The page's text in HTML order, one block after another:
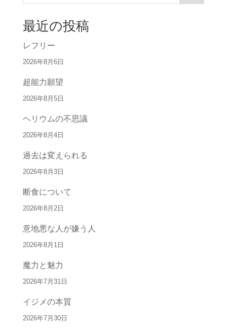
最近の投稿
レフリー
2026年8月6日
超能力願望
2026年8月5日
ヘリウムの不思議
2026年8月4日
過去は変えられる
2026年8月3日
断食について
2026年8月2日
意地悪な人が嫌う人
2026年8月1日
魔力と魅力
2026年7月31日
イジメの本質
2026年7月30日